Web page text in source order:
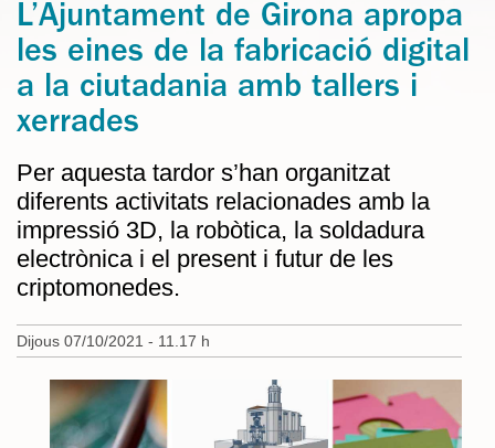
L’Ajuntament de Girona apropa
les eines de la fabricació digital
a la ciutadania amb tallers i
xerrades
Per aquesta tardor s’han organitzat
diferents activitats relacionades amb la
impressió 3D, la robòtica, la soldadura
electrònica i el present i futur de les
criptomonedes.
Dijous 07/10/2021 - 11.17 h